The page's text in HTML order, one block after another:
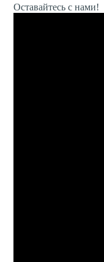
Оставайтесь с нами!